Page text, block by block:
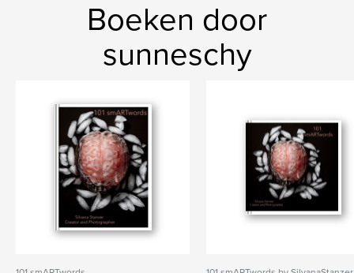
Boeken door
sunneschy